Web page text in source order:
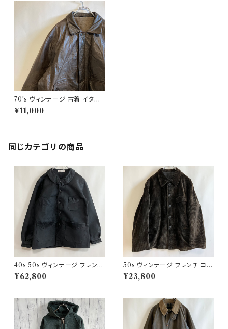
70's ヴィンテージ 古着 イタリ
ア製 レザージャケット A2 モー
ターサイクル ビンテージ
¥11,000
同じカテゴリの商品
40s 50s ヴィンテージ フレンチ
Vポケ ブラックモールスキンジャ
ケット カバーオール
¥62,800
50s ヴィンテージ フレンチ コー
デュロイジャケット ビンテージ
ファーマーズジャケット
¥23,800